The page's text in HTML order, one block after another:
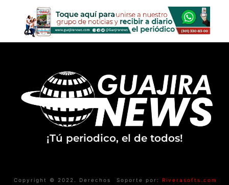
¡Tú periodico, el de todos!
Copyright © 2022. Derechos
Soporte por: Riverasofts.com